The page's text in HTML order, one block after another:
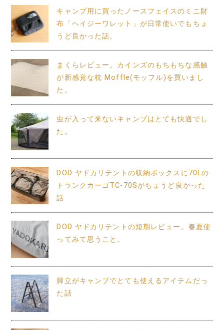
キャンプ用に買ったノースフェイスのミニ財
布「ヘイジーワレット」が日常使いでもちょ
うど良かった話。
まくらレビュー。カインズのもちもちな感触
が新感覚な枕 Moffle(モッフル)を買いまし
た。
虫が入って来ないキャンプはとても快適でし
た。
DOD ヤドカリテントの収納ボックスに70Lの
トランクカーゴTC-70Sがちょうど良かった
話
DOD ヤドカリテントの短期レビュー。春夏使
ってみて思うこと。
脚立がキャンプでとても使えるアイテムだっ
た話